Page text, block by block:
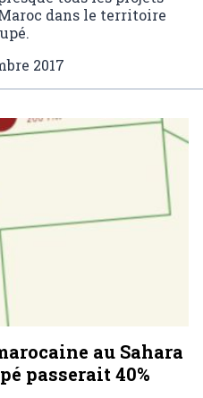
dans le territoire
2017
au Sahara
passerait 40%